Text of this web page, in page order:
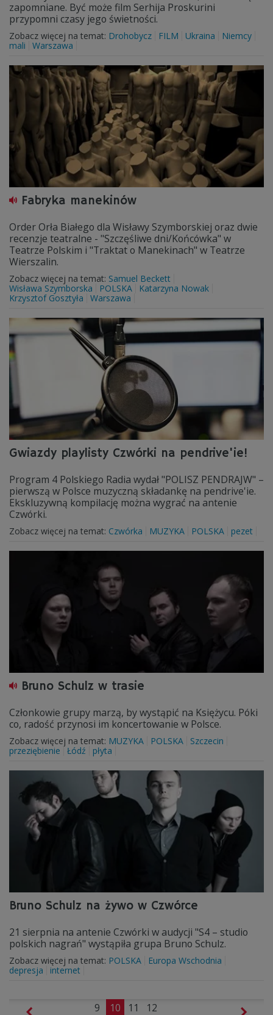
zapomniane. Być może film Serhija Proskurini
przypomni czasy jego świetności.
Zobacz więcej na temat: Drohobycz FILM Ukraina
Niemcy
mali
Warszawa
Fabryka manekinów
Order Orła Białego dla Wisławy Szymborskiej oraz dwie
recenzje teatralne - "Szczęśliwe dni/Końcówka" w
Teatrze Polskim i "Traktat o Manekinach" w Teatrze
Wierszalin.
Zobacz więcej na temat: Samuel Beckett
Wisława Szymborska
POLSKA
Katarzyna Nowak
Krzysztof Gosztyła
Warszawa
Gwiazdy playlisty Czwórki na pendrive'ie!
Program 4 Polskiego Radia wydał "POLISZ PENDRAJW" –
pierwszą w Polsce muzyczną składankę na pendrive'ie.
Ekskluzywną kompilację można wygrać na antenie
Czwórki.
Zobacz więcej na temat: Czwórka MUZYKA POLSKA pezet
Bruno Schulz w trasie
Członkowie grupy marzą, by wystąpić na Księżycu. Póki
co, radość przynosi im koncertowanie w Polsce.
Zobacz więcej na temat: MUZYKA POLSKA
Szczecin
przeziębienie
Łódź płyta
Bruno Schulz na żywo w Czwórce
21 sierpnia na antenie Czwórki w audycji "S4 – studio
polskich nagrań" wystąpiła grupa Bruno Schulz.
Zobacz więcej na temat: POLSKA
Europa Wschodnia
depresja
internet
9 10 11 12